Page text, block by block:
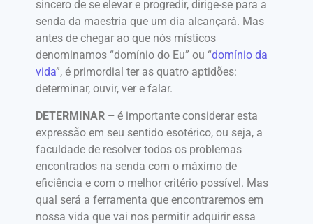
sincero de se elevar e progredir, dirige-se para a
senda da maestria que um dia alcançará. Mas
antes de chegar ao que nós místicos
denominamos “domínio do Eu” ou “domínio da
vida”, é primordial ter as quatro aptidões:
determinar, ouvir, ver e falar.
DETERMINAR – é importante considerar esta
expressão em seu sentido esotérico, ou seja, a
faculdade de resolver todos os problemas
encontrados na senda com o máximo de
eficiência e com o melhor critério possível. Mas
qual será a ferramenta que encontraremos em
nossa vida que vai nos permitir adquirir essa